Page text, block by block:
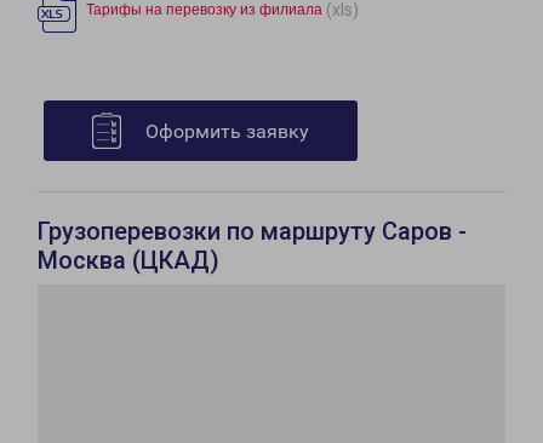
Тарифы на перевозку из филиала (xls)
Оформить заявку
Грузоперевозки по маршруту Саров -
Москва (ЦКАД)